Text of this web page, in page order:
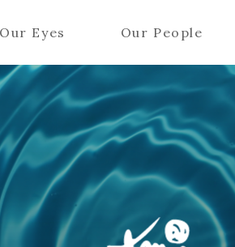
Our Eyes Our People